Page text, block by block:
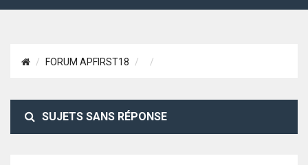
FORUM APFIRST18
SUJETS SANS RÉPONSE